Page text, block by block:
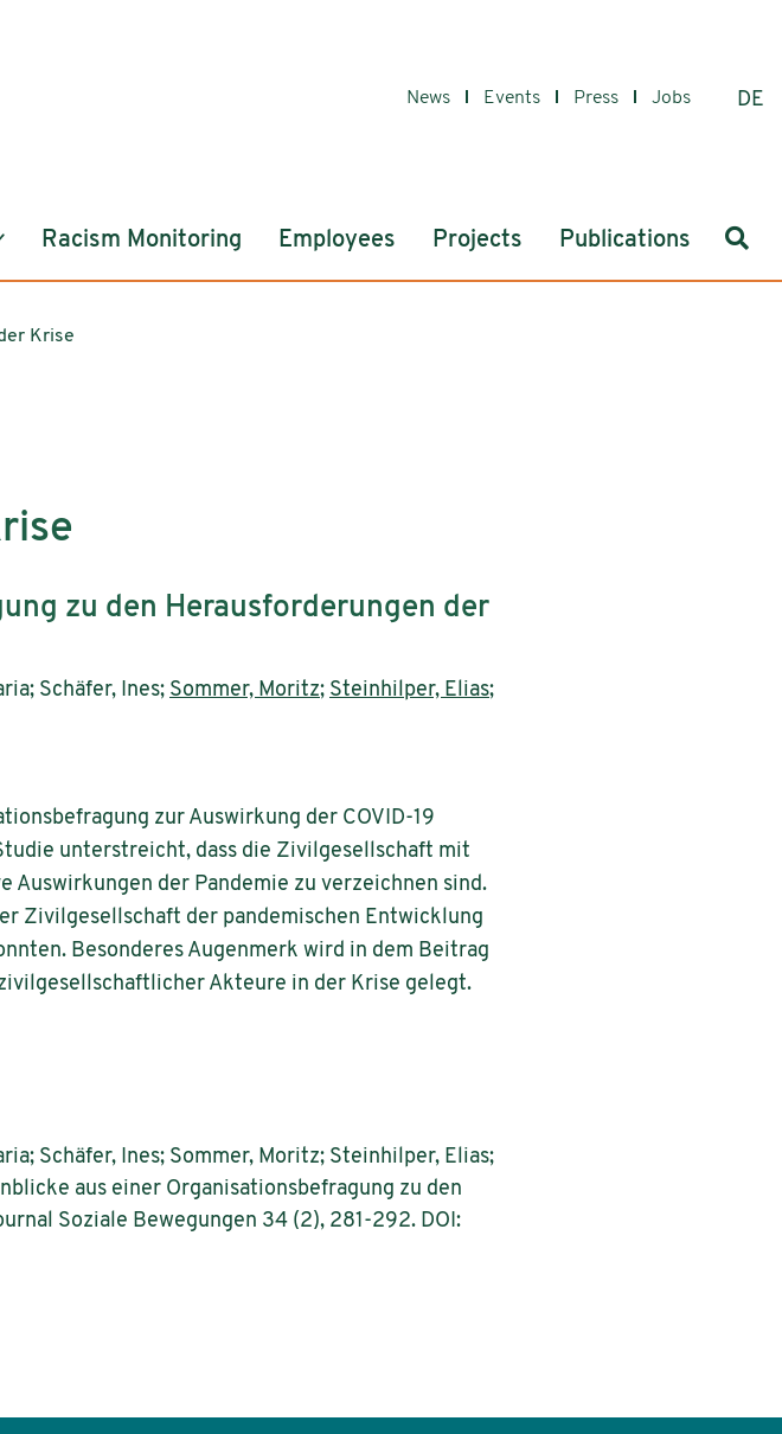
News Events Press Jobs DE
Racism Monitoring Employees Projects Publications
Krise
zu den Herausforderungen der
Schäfer, Ines; Sommer, Moritz; Steinhilper, Elias;
zur Auswirkung der COVID-19
unterstreicht, dass die Zivilgesellschaft mit
der Pandemie zu verzeichnen sind.
Zivilgesellschaft der pandemischen Entwicklung
Besonderes Augenmerk wird in dem Beitrag
Akteure in der Krise gelegt.
Schäfer, Ines; Sommer, Moritz; Steinhilper, Elias;
aus einer Organisationsbefragung zu den
Soziale Bewegungen 34 (2), 281-292. DOI: